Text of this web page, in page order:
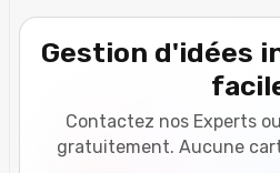
Gestion d'idées
Contactez nos Experts
gratuitement. Aucune